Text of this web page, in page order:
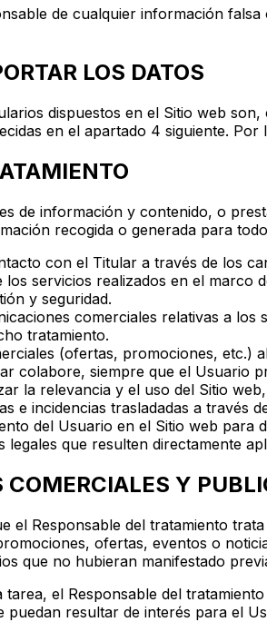
de cualquier información
LOS DATOS
dispuestos en el Sitio web
en el apartado 4 siguiente.
de información y contenido, o
recogida o generada para
con el Titular a través de los
servicios realizados en el marco
y seguridad.
comerciales relativas a
tratamiento.
(ofertas, promociones,
colabore, siempre que el Usuario
la relevancia y el uso del Sitio
e incidencias trasladadas a
del Usuario en el Sitio web para
legales que resulten directamente
Y
el Responsable del tratamiento
ofertas, eventos o
que no hubieran manifestado
el Responsable del
puedan resultar de interés para el